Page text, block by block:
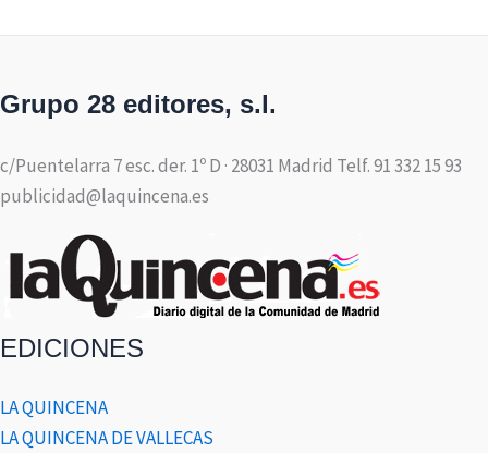
Grupo 28 editores, s.l.
c/Puentelarra 7 esc. der. 1º D · 28031 Madrid Telf. 91 332 15 93
publicidad@laquincena.es
EDICIONES
LA QUINCENA
LA QUINCENA DE VALLECAS